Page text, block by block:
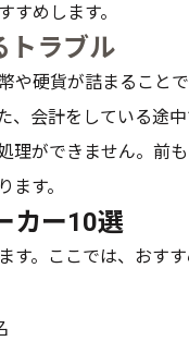
すめします。
トラブル
や硬貨が詰まること
、会計をしている途
理ができません。前
す。
カー10選
す。ここでは、おす